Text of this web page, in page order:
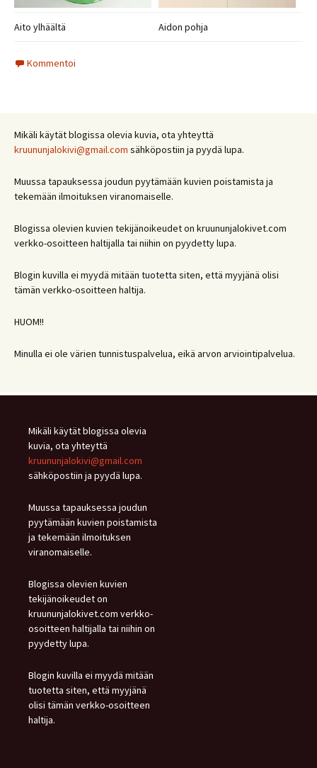
Aito ylhäältä Aidon pohja
Kommentoi
Mikäli käytät blogissa olevia kuvia, ota yhteyttä
kruununjalokivi@gmail.com sähköpostiin ja pyydä lupa.
Muussa tapauksessa joudun pyytämään kuvien poistamista ja
tekemään ilmoituksen viranomaiselle.
Blogissa olevien kuvien tekijänoikeudet on kruununjalokivet.com
verkko-osoitteen haltijalla tai niihin on pyydetty lupa.
Blogin kuvilla ei myydä mitään tuotetta siten, että myyjänä olisi
tämän verkko-osoitteen haltija.
HUOM!!
Minulla ei ole värien tunnistuspalvelua, eikä arvon arviointipalvelua.
Mikäli käytät blogissa olevia
kuvia, ota yhteyttä
kruununjalokivi@gmail.com
sähköpostiin ja pyydä lupa.
Muussa tapauksessa joudun
pyytämään kuvien poistamista
ja tekemään ilmoituksen
viranomaiselle.
Blogissa olevien kuvien
tekijänoikeudet on
kruununjalokivet.com verkko-
osoitteen haltijalla tai niihin on
pyydetty lupa.
Blogin kuvilla ei myydä mitään
tuotetta siten, että myyjänä
olisi tämän verkko-osoitteen
haltija.